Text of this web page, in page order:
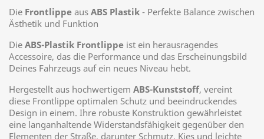
Die Frontlippe aus ABS Plastik - Perfekte Balance zwischen
Ästhetik und Funktion
Die ABS-Plastik Frontlippe ist ein herausragendes
Accessoire, das die Performance und das Erscheinungsbild
Deines Fahrzeugs auf ein neues Niveau hebt.
Hergestellt aus hochwertigem ABS-Kunststoff, vereint
diese Frontlippe optimalen Schutz und beeindruckendes
Design in einem. Ihre robuste Konstruktion gewährleistet
eine langanhaltende Widerstandsfähigkeit gegenüber den
Elementen der Straße, darunter Schmutz, Kies und leichte